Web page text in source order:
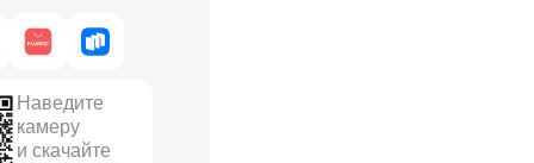
Наведите
камеру
и скачайте